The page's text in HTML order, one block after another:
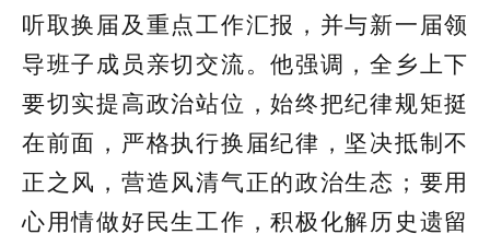
听取换届及重点工作汇报，并与新一届领
导班子成员亲切交流。他强调，全乡上下
要切实提高政治站位，始终把纪律规矩挺
在前面，严格执行换届纪律，坚决抵制不
正之风，营造风清气正的政治生态；要用
心用情做好民生工作，积极化解历史遗留